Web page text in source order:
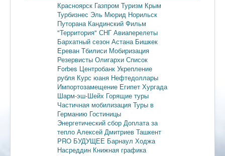
Красноярск Газпром Туризм Крым
Турбизнес Эль Мюрид Норильск
Путорана Кандинский Фильм
"Территория" СНГ Авиаперелеты
Бархатный сезон Астана Бишкек
Ереван Тбилиси Мобиризация
Резервисты Олигархи Список
Forbes Центробанк Укрепление
рубля Курс юаня Нефтедоллары
Импортозамещение Египет Хургада
Шарм-эш-Шейх Горящие туры
Частичная мобилизация Туры в
Германию Гостиницы
Энергетический сбор Доплата за
тепло Алексей Дмитриев Ташкент
PRO БУДУЩЕЕ Барнаул Ходжа
Насреддин Книжная графика